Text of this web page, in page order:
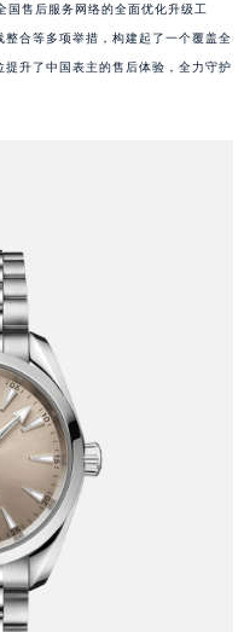
国售后服务网络的全面优化升级工
合等多项举措，构建起了一个覆盖全
升了中国表主的售后体验，全力守护